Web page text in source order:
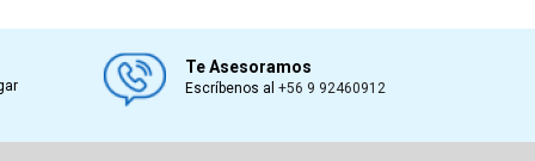
Te Asesoramos
Escríbenos al+56 9 92460912